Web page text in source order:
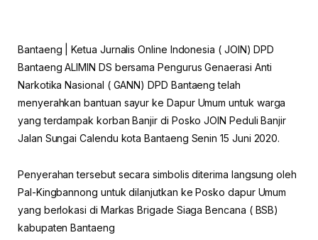
Bantaeng | Ketua Jurnalis Online Indonesia ( JOIN) DPD
Bantaeng ALIMIN DS bersama Pengurus Genaerasi Anti
Narkotika Nasional ( GANN) DPD Bantaeng telah
menyerahkan bantuan sayur ke Dapur Umum untuk warga
yang terdampak korban Banjir di Posko JOIN Peduli Banjir
Jalan Sungai Calendu kota Bantaeng Senin 15 Juni 2020.
Penyerahan tersebut secara simbolis diterima langsung oleh
Pal-Kingbannong untuk dilanjutkan ke Posko dapur Umum
yang berlokasi di Markas Brigade Siaga Bencana ( BSB)
kabupaten Bantaeng